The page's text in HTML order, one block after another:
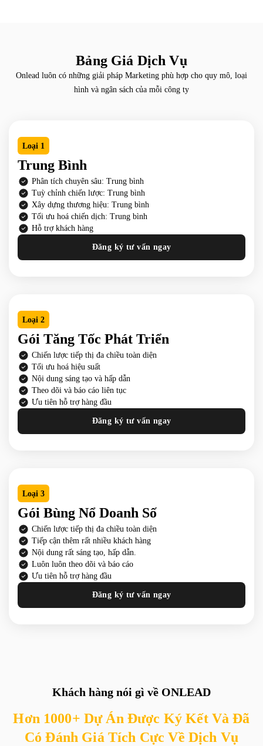
Bảng Giá Dịch Vụ
Onlead luôn có những giải pháp Marketing phù hợp cho quy mô, loại
hình và ngân sách của mỗi công ty
Loại 1
Trung Bình
Phân tích chuyên sâu: Trung bình
Tuỳ chỉnh chiến lược: Trung bình
Xây dựng thương hiệu: Trung bình
Tối ưu hoá chiến dịch: Trung bình
Hỗ trợ khách hàng
Đăng ký tư vấn ngay
Loại 2
Gói Tăng Tốc Phát Triển
Chiến lược tiếp thị đa chiều toàn diện
Tối ưu hoá hiệu suất
Nội dung sáng tạo và hấp dẫn
Theo dõi và báo cáo liên tục
Ưu tiên hỗ trợ hàng đầu
Đăng ký tư vấn ngay
Loại 3
Gói Bùng Nổ Doanh Số
Chiến lược tiếp thị đa chiều toàn diện
Tiếp cận thêm rất nhiều khách hàng
Nội dung rất sáng tạo, hấp dẫn.
Luôn luôn theo dõi và báo cáo
Ưu tiên hỗ trợ hàng đầu
Đăng ký tư vấn ngay
Khách hàng nói gì về ONLEAD
Hơn 1000+ Dự Án Được Ký Kết Và Đã
Có Đánh Giá Tích Cực Về Dịch Vụ